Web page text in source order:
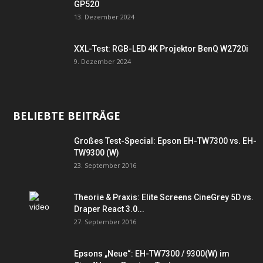
GP520
13. Dezember 2024
XXL-Test: RGB-LED 4K Projektor BenQ W2720i
9. Dezember 2024
BELIEBTE BEITRÄGE
Großes Test-Special: Epson EH-TW7300 vs. EH-
TW9300 (W)
23. September 2016
Theorie & Praxis: Elite Screens CineGrey 5D vs.
Draper React 3.0...
27. September 2016
Epsons „Neue“: EH-TW7300 / 9300(W) im